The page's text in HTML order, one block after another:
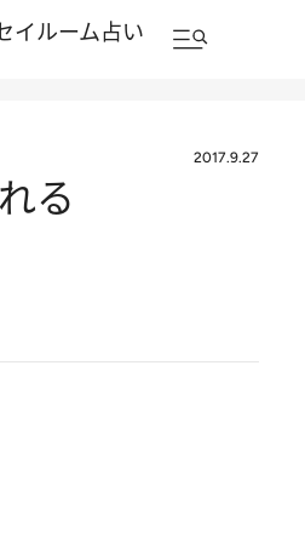
イルーム占い
2017.9.27
る